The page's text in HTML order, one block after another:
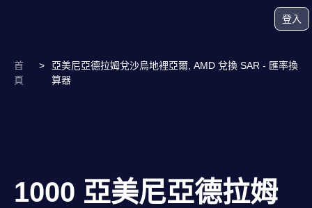
登入
首
頁
>
亞美尼亞德拉姆兌沙烏地裡亞爾, AMD 兌換 SAR - 匯率換
算器
1000 亞美尼亞德拉姆